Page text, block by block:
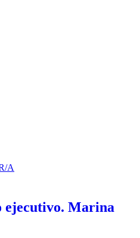
A
ejecutivo. Marina